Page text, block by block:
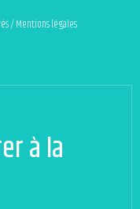
/ Mentions légales
à la